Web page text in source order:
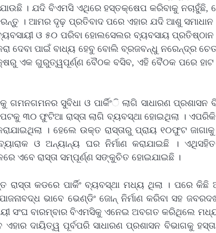
। ଯଦି ବିଏମସି ଏଥିରେ ହସ୍ତକ୍ଷେପ କରିବାକୁ ନଚାହୁଁଛି,
। ଆମର ଦୃଢ଼ ପ୍ରତିବାଦ ପରେ ଏହାର ଯଦି ଆଶୁ
ଓ ୫୦ ପରିବା ହୋଲସେଲର ବ୍ୟବସାୟ ପ୍ରତିଷ୍ଠାନ
ଦେବା ପାଇଁ ବାଧ୍ୟ ହେବୁ ବୋଲି ବ୍ରଜବନ୍ଧୁ ନରେନ୍ଦ୍ର
ଏକ ଗୁରୁତ୍ୱପୂର୍ଣ୍ଣ ବୈଠକ ବସିବ, ଏହି ବୈଠକ ପରେ ହାଟ
ସୁବିଧା ଓ ପାର୍କିଂି ଲାଗି ସାଧାରଣ ପ୍ରଶାସନ
୩୦ ଫୁଟିଆ ରାସ୍ତା ଲାଗି ବ୍ୟବସ୍ଥା ହୋଇଥିଲା ।
। ହେଲେ ଉକ୍ତ ରାସ୍ତାରୁ ପ୍ରାୟ ୧୦ଫୁଟ ଜାଗାକୁ
ଓ ଅନ୍ୟାନ୍ୟ ଘର ନିର୍ମାଣ କରାଯାଇଛି ।
ଏବେ ରାସ୍ତା ସମ୍ପୂର୍ଣ୍ଣ ସଙ୍କୁଚିତ ହୋଇଯାଇଛି ।
ରାସ୍ତା କଡରେ ପାର୍କିଂ ବ୍ୟବସ୍ଥା ମଧ୍ୟ ଥିଲା । ପରେ କିଛି
ଭାବେ ଭେଣ୍ଡିଂ ଜୋନ୍ ନିର୍ମାଣ କରିବା ସହ
ସଂଘ ବାରମ୍ବାର ବିଏମସିକୁ ଏନେଇ ଅବଗତ କରିଥିଲେ
ଦାୟିତ୍ୱ ପୂର୍ବପରି ସାଧାରଣ ପ୍ରଶାସନ ବିଭାଗକୁ